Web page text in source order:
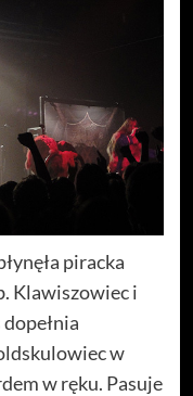
piracka
Klawiszowiec i
w
w ręku. Pasuje